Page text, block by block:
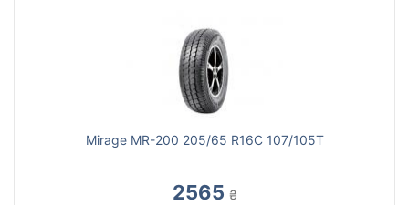
Mirage MR-200 205/65 R16C 107/105T
2565 ₴